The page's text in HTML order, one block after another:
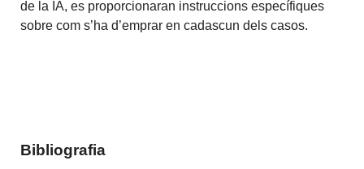
de la IA, es proporcionaran instruccions específiques
sobre com s’ha d’emprar en cadascun dels casos.
Bibliografia